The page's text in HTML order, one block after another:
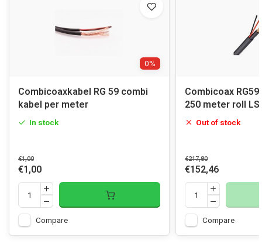
0%
Combicoaxkabel RG 59 combi
kabel per meter
In stock
€1,00
€1,00
Compare
Combicoax
250 meter roll
Out of stock
€217,80
€152,46
Compare